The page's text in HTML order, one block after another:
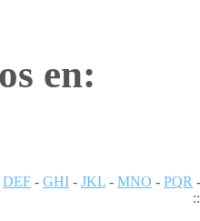
en:
DEF - GHI - JKL - MNO - PQR